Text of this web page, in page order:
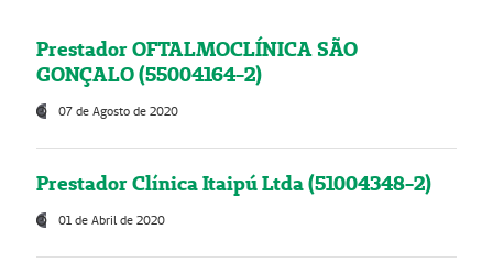
Prestador OFTALMOCLÍNICA SÃO
GONÇALO (55004164-2)
07 de Agosto de 2020
Prestador Clínica Itaipú Ltda (51004348-2)
01 de Abril de 2020